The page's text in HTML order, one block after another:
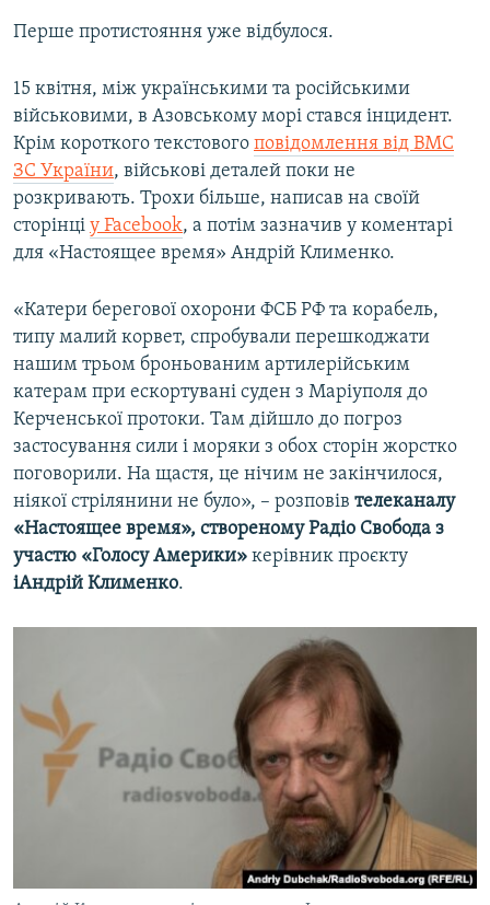
Перше протистояння уже відбулося.
15 квітня, між українськими та російськими
військовими, в Азовському морі стався інцидент.
Крім короткого текстового повідомлення від ВМС
ЗС України, військові деталей поки не
розкривають. Трохи більше, написав на своїй
сторінці у Facebook, а потім зазначив у коментарі
для «Настоящее время» Андрій Клименко.
«Катери берегової охорони ФСБ РФ та корабель,
типу малий корвет, спробували перешкоджати
нашим трьом броньованим артилерійським
катерам при ескортувані суден з Маріуполя до
Керченської протоки. Там дійшло до погроз
застосування сили і моряки з обох сторін жорстко
поговорили. На щастя, це нічим не закінчилося,
ніякої стрілянини не було», – розповів телеканалу
«Настоящее время», створеному Радіо Свобода з
участю «Голосу Америки» керівник проєкту
іАндрій Клименко.